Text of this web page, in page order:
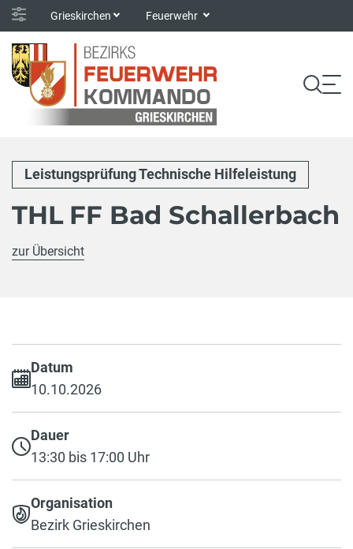
Grieskirchen Feuerwehr
Leistungsprüfung Technische Hilfeleistung
THL FF Bad Schallerbach
zur Übersicht
Datum
10.10.2026
Dauer
13:30 bis 17:00 Uhr
Organisation
Bezirk Grieskirchen